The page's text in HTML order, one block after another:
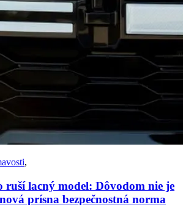
,
ruší lacný model: Dôvodom nie je
prísna bezpečnostná norma